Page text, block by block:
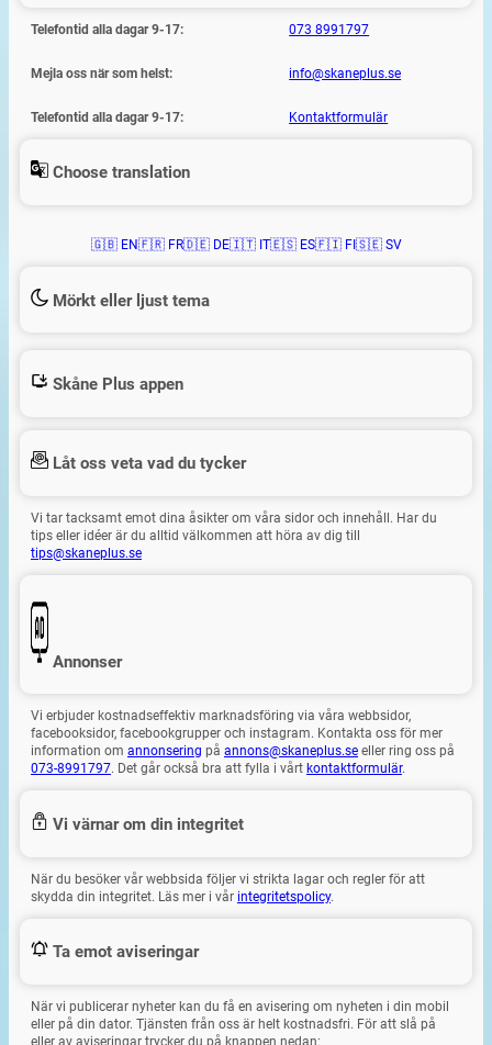
Telefontid alla dagar 9-17: 073 8991797
Mejla oss när som helst: info@skaneplus.se
Telefontid alla dagar 9-17: Kontaktformulär
Choose translation
🇬🇧 EN🇫🇷 FR🇩🇪 DE🇮🇹 IT🇪🇸 ES🇫🇮 FI 🇸🇪 SV
Mörkt eller ljust tema
Skåne Plus appen
Låt oss veta vad du tycker
Vi tar tacksamt emot dina åsikter om våra sidor och innehåll. Har du
tips eller idéer är du alltid välkommen att höra av dig till
tips@skaneplus.se
Annonser
Vi erbjuder kostnadseffektiv marknadsföring via våra webbsidor,
facebooksidor, facebookgrupper och instagram. Kontakta oss för mer
information om annonsering på annons@skaneplus.se eller ring oss på
073-8991797. Det går också bra att fylla i vårt kontaktformulär.
Vi värnar om din integritet
När du besöker vår webbsida följer vi strikta lagar och regler för att
skydda din integritet. Läs mer i vår integritetspolicy.
Ta emot aviseringar
När vi publicerar nyheter kan du få en avisering om nyheten i din mobil
eller på din dator. Tjänsten från oss är helt kostnadsfri. För att slå på
eller av aviseringar trycker du på knappen nedan: